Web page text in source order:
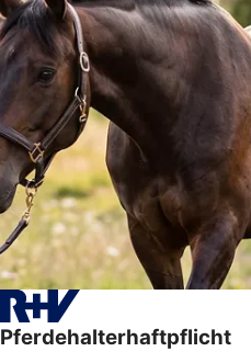
Pferdehalterhaftpflicht